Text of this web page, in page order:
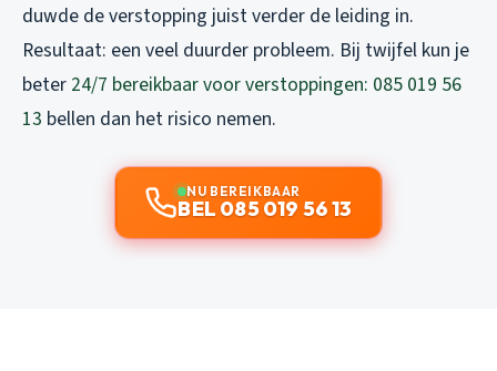
duwde de verstopping juist verder de leiding in.
Resultaat: een veel duurder probleem. Bij twijfel kun je
beter 24/7 bereikbaar voor verstoppingen: 085 019 56
13 bellen dan het risico nemen.
NU BEREIKBAAR
BEL 085 019 56 13